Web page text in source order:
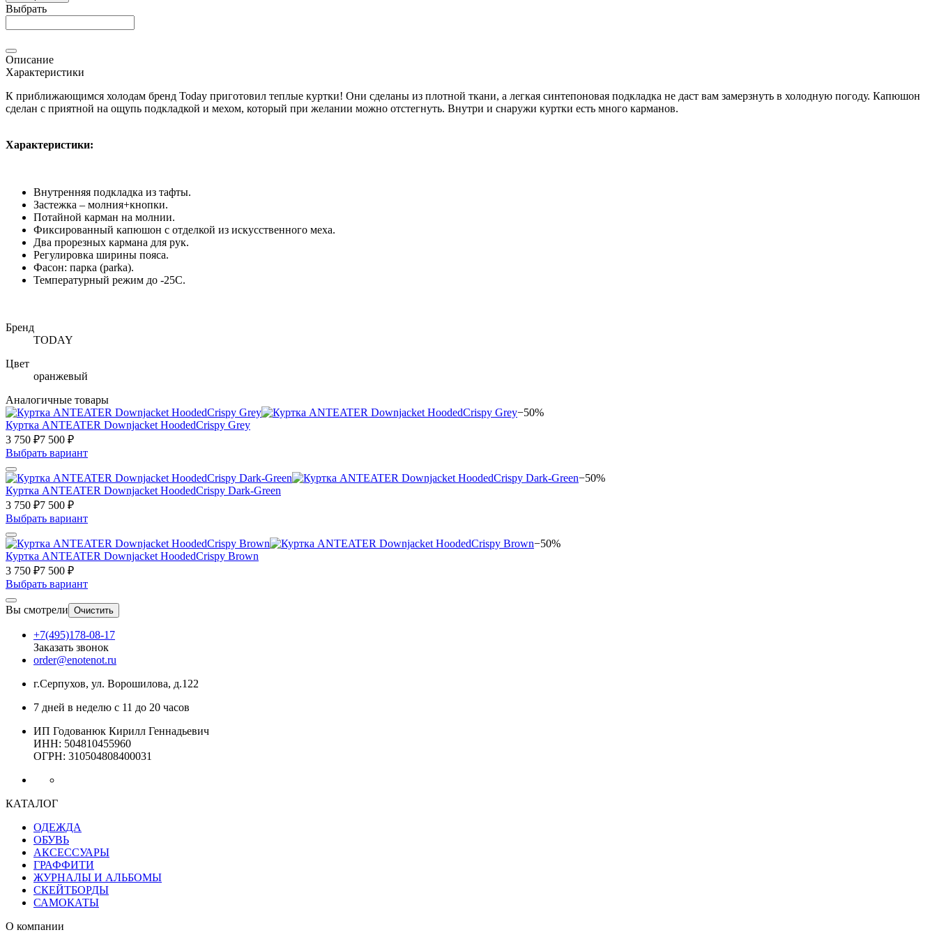
Выбрать
Описание
Характеристики
К приближающимся холодам бренд Today приготовил теплые куртки! Они сделаны из плотной ткани, а легкая синтепоновая подкладка не даст вам замерзнуть в холодную погоду. Капюшон
сделан с приятной на ощупь подкладкой и мехом, который при желании можно отстегнуть. Внутри и снаружи куртки есть много карманов.
Характеристики:
Внутренняя подкладка из тафты.
Застежка – молния+кнопки.
Потайной карман на молнии.
Фиксированный капюшон с отделкой из искусственного меха.
Два прорезных кармана для рук.
Регулировка ширины пояса.
Фасон: парка (parka).
Температурный режим до -25С.
Бренд
TODAY
Цвет
оранжевый
Аналогичные товары
−50%
Куртка ANTEATER Downjacket HoodedCrispy Grey
3 750 ₽7 500 ₽
Выбрать вариант
−50%
Куртка ANTEATER Downjacket HoodedCrispy Dark-Green
3 750 ₽7 500 ₽
Выбрать вариант
−50%
Куртка ANTEATER Downjacket HoodedCrispy Brown
3 750 ₽7 500 ₽
Выбрать вариант
Вы смотрели Очистить
+7(495)178-08-17
Заказать звонок
order@enotenot.ru
г.Серпухов, ул. Ворошилова, д.122
7 дней в неделю с 11 до 20 часов
ИП Годованюк Кирилл Геннадьевич
ИНН: 504810455960
ОГРН: 310504808400031
КАТАЛОГ
ОДЕЖДА
ОБУВЬ
АКСЕССУАРЫ
ГРАФФИТИ
ЖУРНАЛЫ И АЛЬБОМЫ
СКЕЙТБОРДЫ
САМОКАТЫ
О компании